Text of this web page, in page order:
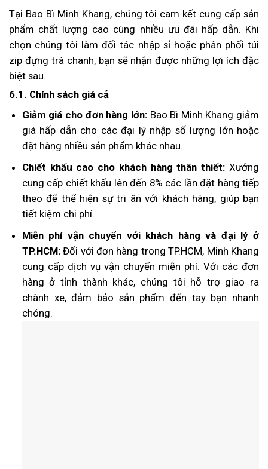
Tại Bao Bì Minh Khang, chúng tôi cam kết cung cấp sản
phẩm chất lượng cao cùng nhiều ưu đãi hấp dẫn. Khi
chọn chúng tôi làm đối tác nhập sỉ hoặc phân phối túi
zip đựng trà chanh, bạn sẽ nhận được những lợi ích đặc
biệt sau.
6.1. Chính sách giá cả
Giảm giá cho đơn hàng lớn:Bao Bì Minh Khang giảm
giá hấp dẫn cho các đại lý nhập số lượng lớn hoặc
đặt hàng nhiều sản phẩm khác nhau.
Chiết khấu cao cho khách hàng thân thiết: Xưởng
cung cấp chiết khấu lên đến 8% các lần đặt hàng tiếp
theo để thể hiện sự tri ân với khách hàng, giúp bạn
tiết kiệm chi phí.
Miễn phí vận chuyển với khách hàng và đại lý ở
TP.HCM:Đối với đơn hàng trong TP.HCM, Minh Khang
cung cấp dịch vụ vận chuyển miễn phí. Với các đơn
hàng ở tỉnh thành khác, chúng tôi hỗ trợ giao ra
chành xe, đảm bảo sản phẩm đến tay bạn nhanh
chóng.